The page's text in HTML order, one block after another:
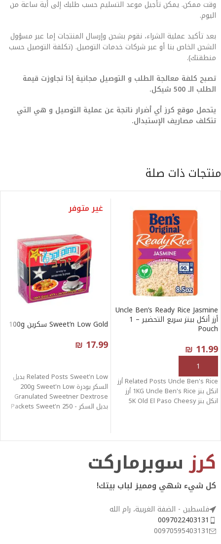
وقت ممكن. يمكن تأجيل موعد التسليم حسب طلبك إلى أية ساعة من
اليوم.
بعد تأكيد عملية الشراء، نقوم بشحن وإرسال المنتجات إما عبر مسؤول
الشحن الخاص بنا أو عبر شركات خدمات التوصيل. (تكلفة التوصيل حسب
منطقتك).
تصبح كلفة معالجة الطلب و التوصيل مجانية إذا تجاوزت قيمة
الطلب الـ 500 شيكل.
يتحمل موقع كرز أي أضرار ناتجة عن عملية التوصيل و هي التي
تتكلف مصاريف الإستبدال.
منتجات ذات صلة
Uncle Ben’s Ready Rice Jasmine
أرز أنكل بينز سريع التحضير – 1
Pouch
₪ 11.99
إضافة إلى السلة
Related Posts Uncle Ben's Rice أرز
انكل بنز 1KG Uncle Ben's Rice أرز
انكل بنز 5K Old El Paso Cheesy
غير متوفر
Sweet’n Low Gold سكرين 100g
₪ 17.99
Related Posts Sweet'n Low بديل
السكر بودرة 200g Sweet'n Low
Granulated Sweetner Dextrose
بديل السكر - 250 Packets Sweet'n
كرز سوبرماركت
كل شيء شهي ومميز لباب بيتك!
فلسطين - الضفة الغربية، رام الله
0097022403131
00970595403131